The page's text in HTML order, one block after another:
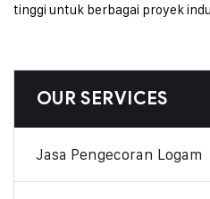
OUR SERVICES
Jasa Pengecoran Logam
tinggi untuk berbagai proyek